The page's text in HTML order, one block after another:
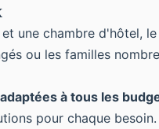
une chambre d'hôtel,
ou les familles
adaptées à tous les
pour chaque